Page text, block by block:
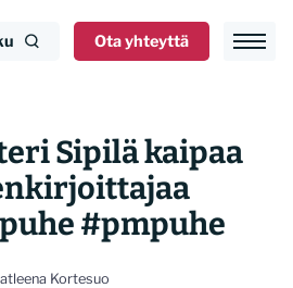
Ota yhteyttä
Sipilä kaipaa
#pmpuhe
Kortesuo